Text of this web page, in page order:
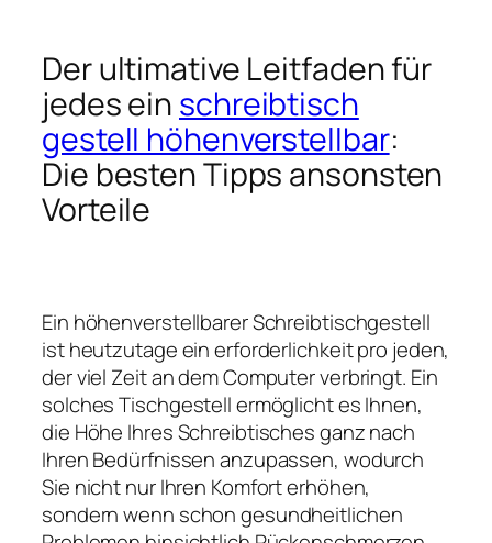
Der ultimative Leitfaden für
jedes ein schreibtisch
gestell höhenverstellbar:
Die besten Tipps ansonsten
Vorteile
Ein höhenverstellbarer Schreibtischgestell
ist heutzutage ein erforderlichkeit pro jeden,
der viel Zeit an dem Computer verbringt. Ein
solches Tischgestell ermöglicht es Ihnen,
die Höhe Ihres Schreibtisches ganz nach
Ihren Bedürfnissen anzupassen, wodurch
Sie nicht nur Ihren Komfort erhöhen,
sondern wenn schon gesundheitlichen